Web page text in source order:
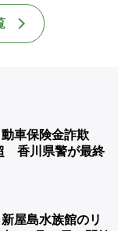
動車保険金詐欺
香川県警が最終
屋島水族館のリ